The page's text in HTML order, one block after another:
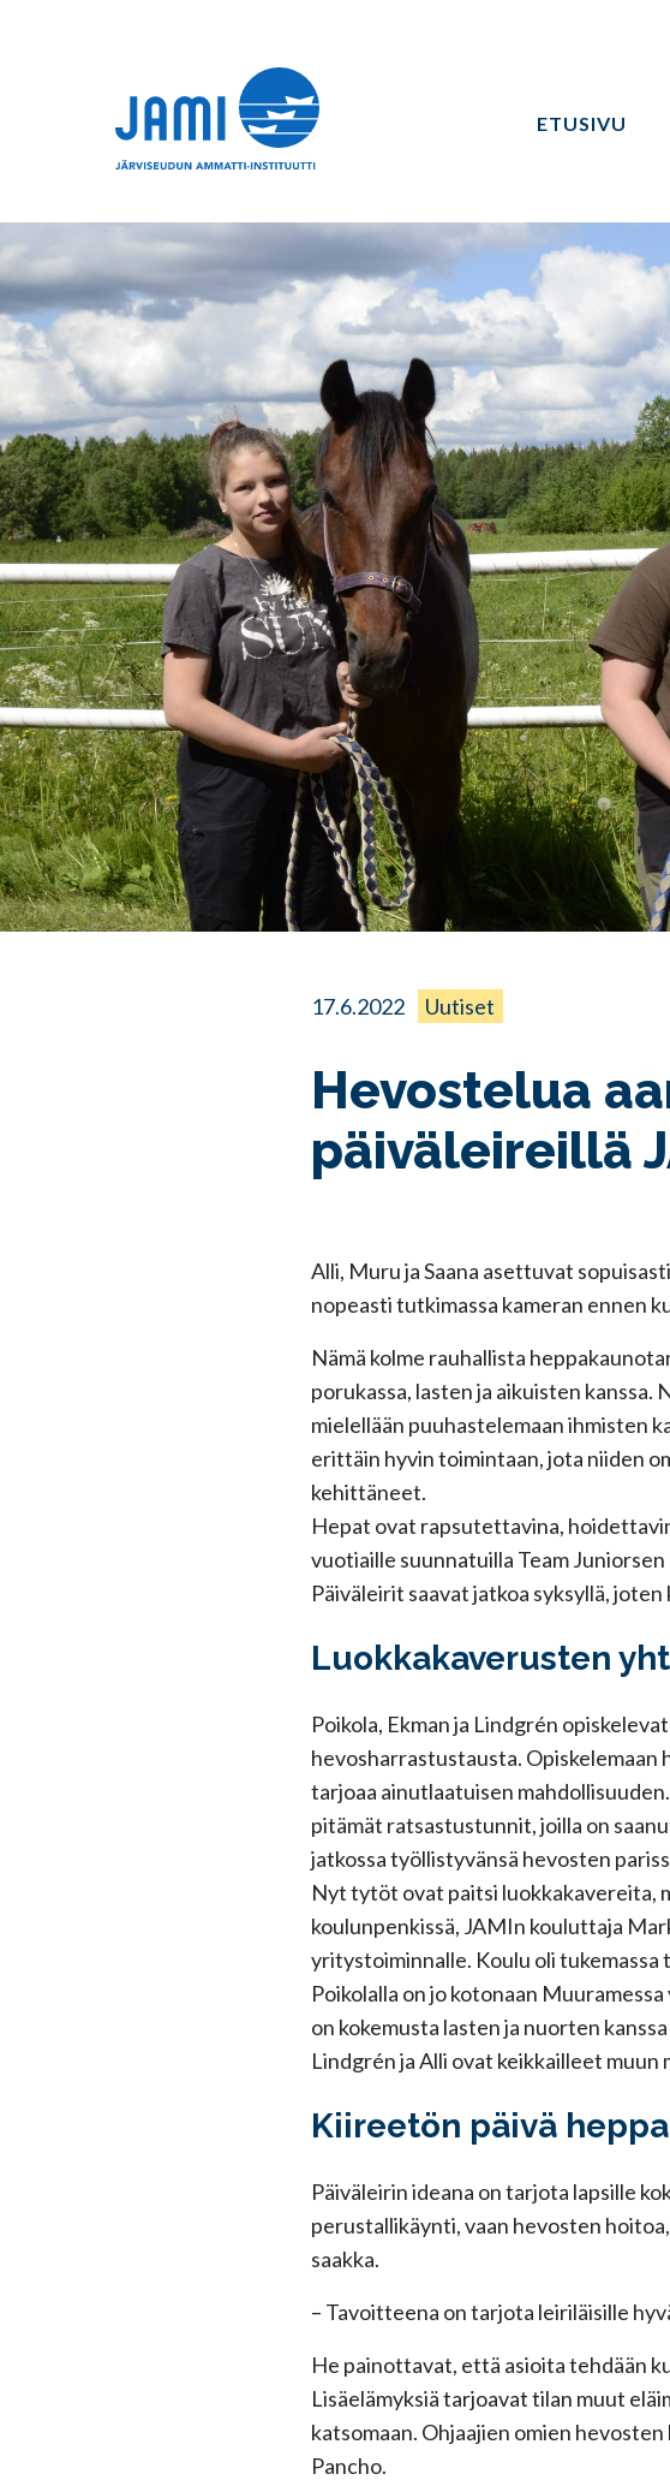
ETUSIVU
17.6.2022 Uutiset
Hevostelua
päiväleireillä
Alli, Muru ja Saana asettuvat
nopeasti tutkimassa kameran ennen
Nämä kolme rauhallista
porukassa, lasten ja aikuisten
mielellään puuhastelemaan ihmisten
erittäin hyvin toimintaan, jota niiden
kehittäneet.
Hepat ovat rapsutettavina,
vuotiaille suunnatuilla Team Juniorsen
Päiväleirit saavat jatkoa syksyllä,
Luokkakaverusten
Poikola, Ekman ja Lindgrén
hevosharrastustausta. Opiskelemaan
tarjoaa ainutlaatuisen
pitämät ratsastustunnit, joilla on
jatkossa työllistyvänsä hevosten
Nyt tytöt ovat paitsi luokkakavereita,
koulunpenkissä, JAMIn kouluttaja
yritystoiminnalle. Koulu oli tukemassa
Poikolalla on jo kotonaan
on kokemusta lasten ja nuorten
Lindgrén ja Alli ovat keikkailleet muun
Kiireetön päivä
Päiväleirin ideana on tarjota lapsille
perustallikäynti, vaan hevosten
saakka.
– Tavoitteena on tarjota leiriläisille
He painottavat, että asioita tehdään
Lisäelämyksiä tarjoavat tilan muut
katsomaan. Ohjaajien omien
Pancho.